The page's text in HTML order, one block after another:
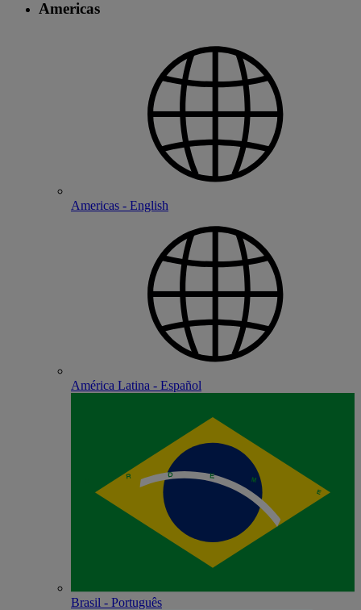
Americas
Americas - English
América Latina - Español
Brasil - Português